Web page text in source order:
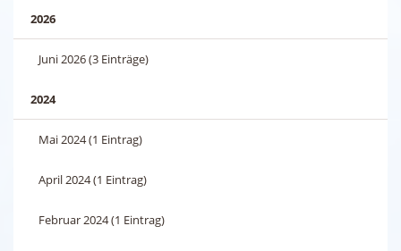
2026
Juni 2026 (3 Einträge)
2024
Mai 2024 (1 Eintrag)
April 2024 (1 Eintrag)
Februar 2024 (1 Eintrag)